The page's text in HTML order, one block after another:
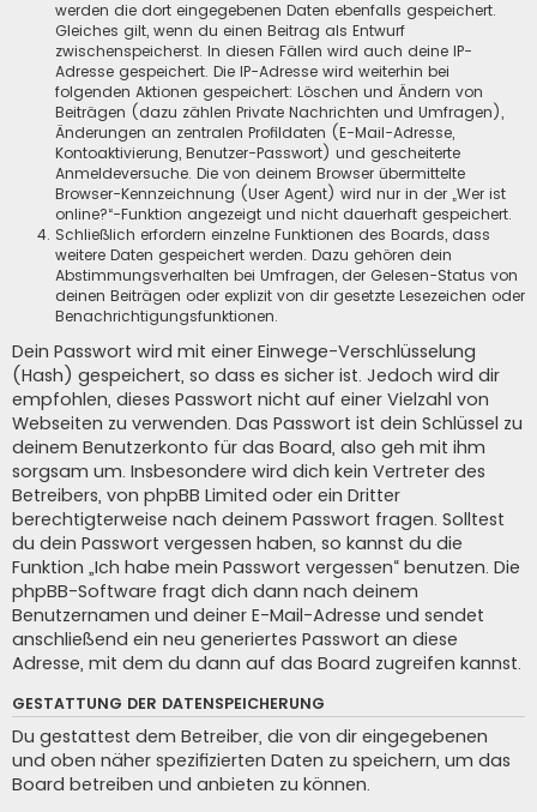
werden die dort eingegebenen Daten ebenfalls gespeichert.
Gleiches gilt, wenn du einen Beitrag als Entwurf
zwischenspeicherst. In diesen Fällen wird auch deine IP-
Adresse gespeichert. Die IP-Adresse wird weiterhin bei
folgenden Aktionen gespeichert: Löschen und Ändern von
Beiträgen (dazu zählen Private Nachrichten und Umfragen),
Änderungen an zentralen Profildaten (E-Mail-Adresse,
Kontoaktivierung, Benutzer-Passwort) und gescheiterte
Anmeldeversuche. Die von deinem Browser übermittelte
Browser-Kennzeichnung (User Agent) wird nur in der „Wer ist
online?“-Funktion angezeigt und nicht dauerhaft gespeichert.
Schließlich erfordern einzelne Funktionen des Boards, dass
weitere Daten gespeichert werden. Dazu gehören dein
Abstimmungsverhalten bei Umfragen, der Gelesen-Status von
deinen Beiträgen oder explizit von dir gesetzte Lesezeichen oder
Benachrichtigungsfunktionen.
Dein Passwort wird mit einer Einwege-Verschlüsselung
(Hash) gespeichert, so dass es sicher ist. Jedoch wird dir
empfohlen, dieses Passwort nicht auf einer Vielzahl von
Webseiten zu verwenden. Das Passwort ist dein Schlüssel zu
deinem Benutzerkonto für das Board, also geh mit ihm
sorgsam um. Insbesondere wird dich kein Vertreter des
Betreibers, von phpBB Limited oder ein Dritter
berechtigterweise nach deinem Passwort fragen. Solltest
du dein Passwort vergessen haben, so kannst du die
Funktion „Ich habe mein Passwort vergessen“ benutzen. Die
phpBB-Software fragt dich dann nach deinem
Benutzernamen und deiner E-Mail-Adresse und sendet
anschließend ein neu generiertes Passwort an diese
Adresse, mit dem du dann auf das Board zugreifen kannst.
GESTATTUNG DER DATENSPEICHERUNG
Du gestattest dem Betreiber, die von dir eingegebenen
und oben näher spezifizierten Daten zu speichern, um das
Board betreiben und anbieten zu können.